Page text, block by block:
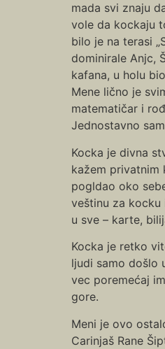
mada svi znaju
vole da kockaju
bilo je na terasi
dominirale Anjc,
kafana, u holu
Mene lično je
matematičar i
Jednostavno
Kocka je divna
kažem privatnim
pogldao oko
veštinu za kocku
u sve – karte,
Kocka je retko
ljudi samo došlo
vec poremećaj
gore.
Meni je ovo
Carinjaš Rane